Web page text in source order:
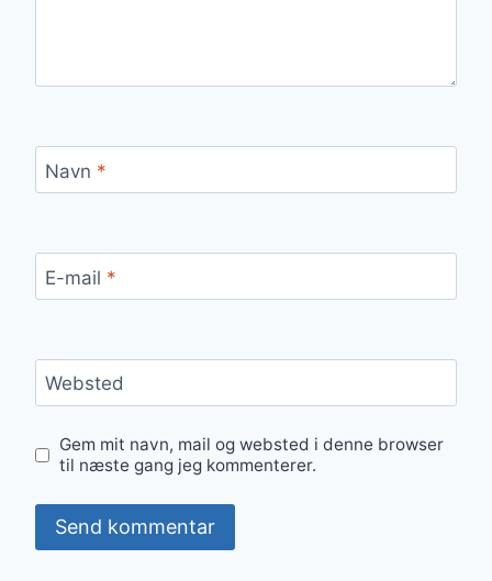
Navn *
E-mail *
Websted
Gem mit navn, mail og websted i denne browser
til næste gang jeg kommenterer.